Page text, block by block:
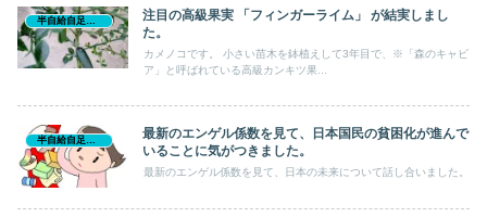
注目の高級果実 「フィンガーライム」 が結実しまし
た。
カメノコです。 小さい苗木を鉢植えして3年目で、※「森のキャビ
ア」と呼ばれている高級カンキツ果...
最新のエンゲル係数を見て、日本国民の貧困化が進んで
いることに気がつきました。
最新のエンゲル係数を見て、日本の未来について話し合いました。